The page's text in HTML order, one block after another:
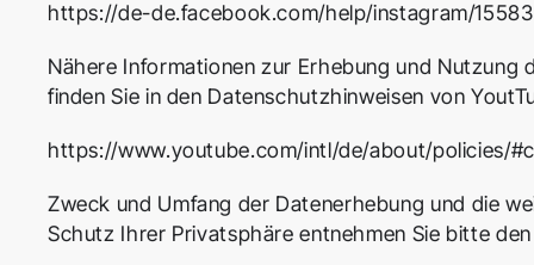
https://de-de.facebook.com/help/instagram/
Nähere Informationen zur Erhebung und
finden Sie in den Datenschutzhinweisen von
https://www.youtube.com/intl/de/about/policies/
Zweck und Umfang der Datenerhebung und die
Schutz Ihrer Privatsphäre entnehmen Sie bitte